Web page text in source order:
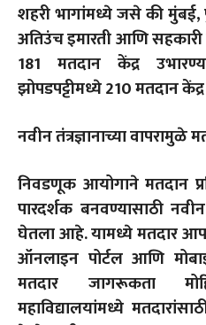
शहरी भागांमध्ये जसे की
अतिउंच इमारती आणि सहकारी
181 मतदान केंद्र
झोपडपट्टीमध्ये 210 मतदान
नवीन तंत्रज्ञानाच्या वापरामुळे
निवडणूक आयोगाने मतदान
पारदर्शक बनवण्यासाठी नवीन
घेतला आहे. यामध्ये मतदार
ऑनलाइन पोर्टल आणि
मतदार जागरूकता
महाविद्यालयांमध्ये